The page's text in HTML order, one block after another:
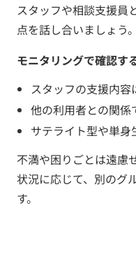
スタッフや相談支援員
点を話し合いましょう。
モニタリングで確認す
スタッフの支援内容
他の利用者との関
サテライト型や単身
不満や困りごとは遠慮
状況に応じて、別のグ
す。